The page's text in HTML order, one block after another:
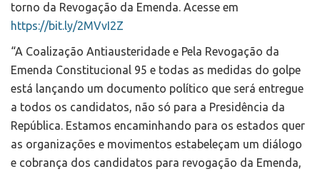
torno da Revogação da Emenda. Acesse em
https://bit.ly/2MVvI2Z
“A Coalização Antiausteridade e Pela Revogação da
Emenda Constitucional 95 e todas as medidas do golpe
está lançando um documento político que será entregue
a todos os candidatos, não só para a Presidência da
República. Estamos encaminhando para os estados quer
as organizações e movimentos estabeleçam um diálogo
e cobrança dos candidatos para revogação da Emenda,